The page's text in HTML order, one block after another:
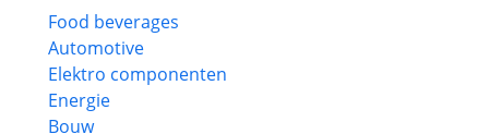
Food beverages
Automotive
Elektro componenten
Energie
Bouw